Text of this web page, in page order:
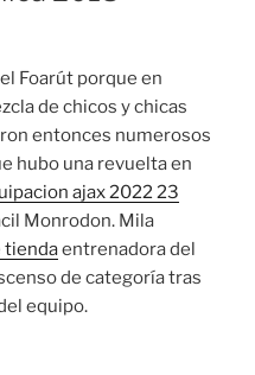
Foarút porque en
de chicos y chicas
entonces numerosos
hubo una revuelta en
ajax 2022 23
Monrodon. Mila
tiendaentrenadora del
de categoría tras
equipo.